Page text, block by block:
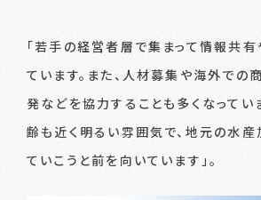
「若手の経営者層で集まって情報共
ています。また、人材募集や海外での
発などを協力することも多くなってい
齢も近く明るい雰囲気で、地元の水
ていこうと前を向いています」。